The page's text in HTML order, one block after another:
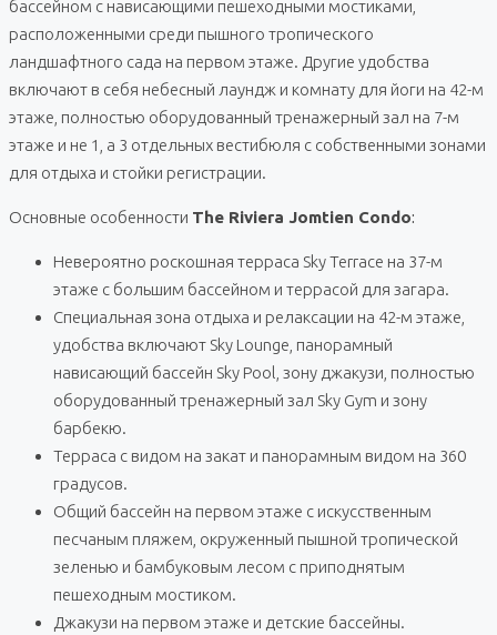
бассейном с нависающими пешеходными мостиками,
расположенными среди пышного тропического
ландшафтного сада на первом этаже. Другие удобства
включают в себя небесный лаундж и комнату для йоги на 42-м
этаже, полностью оборудованный тренажерный зал на 7-м
этаже и не 1, а 3 отдельных вестибюля с собственными зонами
для отдыха и стойки регистрации.
Основные особенности The Riviera Jomtien Condo:
Невероятно роскошная терраса Sky Terrace на 37-м
этаже с большим бассейном и террасой для загара.
Специальная зона отдыха и релаксации на 42-м этаже,
удобства включают Sky Lounge, панорамный
нависающий бассейн Sky Pool, зону джакузи, полностью
оборудованный тренажерный зал Sky Gym и зону
барбекю.
Терраса с видом на закат и панорамным видом на 360
градусов.
Общий бассейн на первом этаже с искусственным
песчаным пляжем, окруженный пышной тропической
зеленью и бамбуковым лесом с приподнятым
пешеходным мостиком.
Джакузи на первом этаже и детские бассейны.